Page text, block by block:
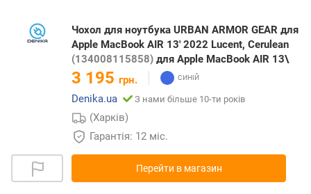
Чохол для ноутбука URBAN ARMOR GEAR для
Apple MacBook AIR 13' 2022 Lucent, Cerulean
(134008115858) для Apple MacBook AIR 13\
3 195 грн.
Denika.ua
З нами більше 10-ти років
(Харків)
Гарантія: 12 міс.
Перейти в магазин